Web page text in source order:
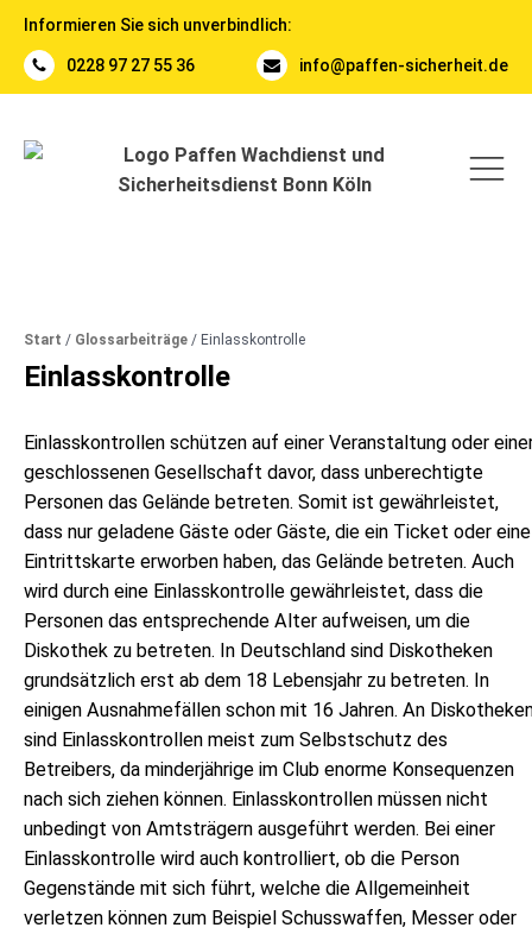
Informieren Sie sich unverbindlich:
0228 97 27 55 36 info@paffen-sicherheit.de
Start / Glossarbeiträge / Einlasskontrolle
Einlasskontrolle
Einlasskontrollen schützen auf einer Veranstaltung oder
geschlossenen Gesellschaft davor, dass unberechtigte
Personen das Gelände betreten. Somit ist gewährleistet,
dass nur geladene Gäste oder Gäste, die ein Ticket oder eine
Eintrittskarte erworben haben, das Gelände betreten. Auch
wird durch eine Einlasskontrolle gewährleistet, dass die
Personen das entsprechende Alter aufweisen, um die
Diskothek zu betreten. In Deutschland sind Diskotheken
grundsätzlich erst ab dem 18 Lebensjahr zu betreten. In
einigen Ausnahmefällen schon mit 16 Jahren. An
sind Einlasskontrollen meist zum Selbstschutz des
Betreibers, da minderjährige im Club enorme Konsequenzen
nach sich ziehen können. Einlasskontrollen müssen nicht
unbedingt von Amtsträgern ausgeführt werden. Bei einer
Einlasskontrolle wird auch kontrolliert, ob die Person
Gegenstände mit sich führt, welche die Allgemeinheit
verletzen können zum Beispiel Schusswaffen, Messer oder